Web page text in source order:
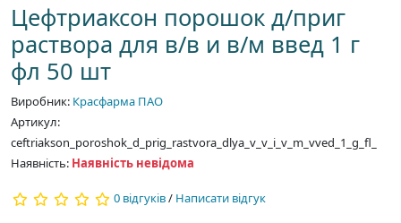
Цефтриаксон порошок д/приг
раствора для в/в и в/м введ 1 г
фл 50 шт
Виробник: Красфарма ПАО
Артикул:
ceftriakson_poroshok_d_prig_rastvora_dlya_v_v_i_v_m_vved_1_g_fl_
Наявність: Наявність невідома
0 відгуків/ Написати відгук